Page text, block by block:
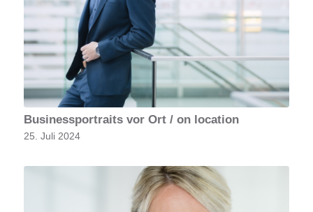
Businessportraits vor Ort / on location
25. Juli 2024